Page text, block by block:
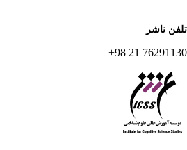
ناشر
76291130 21